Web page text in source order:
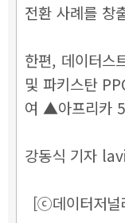
전환 사례를 창
한편, 데이터스
및 파키스탄
여 ▲아프리카
강동식 기자
[ⓒ데이터저널